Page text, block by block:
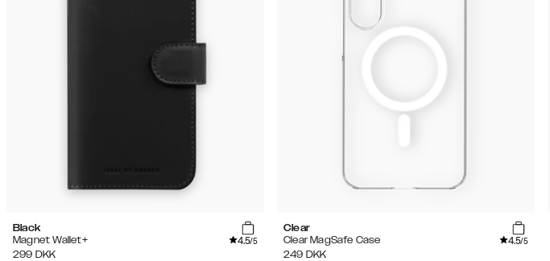
Black
Magnet Wallet+
4.5/5
299 DKK
Clear
Clear MagSafe Case
4.5/5
249 DKK